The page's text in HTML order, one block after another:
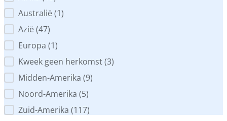
Australië (1)
Azië (47)
Europa (1)
Kweek geen herkomst(3)
Midden-Amerika (9)
Noord-Amerika (5)
Zuid-Amerika (117)